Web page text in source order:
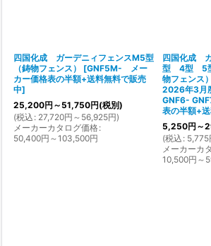
四国化成 ガーデニィフェンスM5型
（鋳物フェンス）
[GNF5M- メー
カー価格表の半額+送料無料で販売
中]
25,200円 ～51,750円(税別)
(税込 : 27,720円 ～56,925円)
メーカーカタログ価格:
50,400円 ～103,500円
四国化成
型 4型 5
物フェン
2026年3月
GNF6-
表の半額+
5,250円 ～
(税込 : 5,775
メーカーカ
10,500円 ～